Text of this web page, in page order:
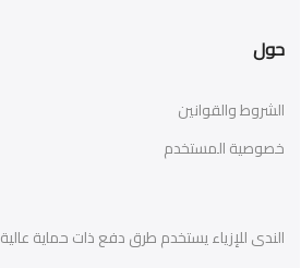
حول
الشروط والقوانين
خصوصية المستخدم
الندى للإزياء يستخدم طرق دفع ذات حماية عالية